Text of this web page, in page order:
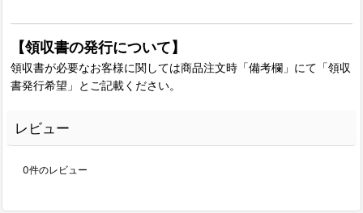
【領収書の発行について】
領収書が必要なお客様に関しては商品注文時「備考欄」にて「領収
書発行希望」とご記載ください。
レビュー
0件のレビュー